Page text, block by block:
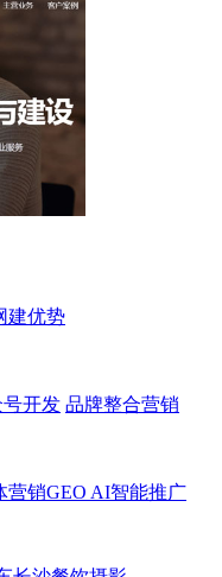
建优势
开发 品牌整合营销
营销GEO AI智能推广